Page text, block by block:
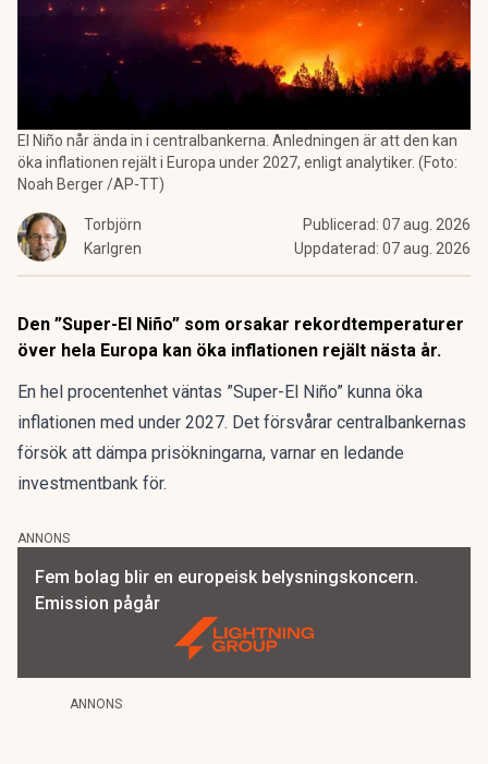
El Niño når ända in i centralbankerna. Anledningen är att den kan
öka inflationen rejält i Europa under 2027, enligt analytiker. (Foto:
Noah Berger /AP-TT)
Torbjörn
Karlgren
Publicerad: 07 aug. 2026
Uppdaterad: 07 aug. 2026
Den ”Super-El Niño” som orsakar rekordtemperaturer
över hela Europa kan öka inflationen rejält nästa år.
En hel procentenhet väntas ”Super-El Niño” kunna öka
inflationen med under 2027. Det försvårar centralbankernas
försök att dämpa prisökningarna, varnar en ledande
investmentbank för.
ANNONS
Fem bolag blir en europeisk belysningskoncern.
Emission pågår
ANNONS